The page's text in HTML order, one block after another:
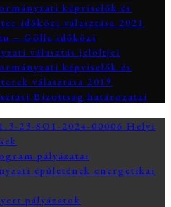
képviselők és
időközi választása 2021
– Gölle időközi
választás jelöltjei
képviselők és
választása 2019
Bizottság határozatai
23-SO1-2024-00006 Helyi
pályázatai
épületének energetikai
pályázatok